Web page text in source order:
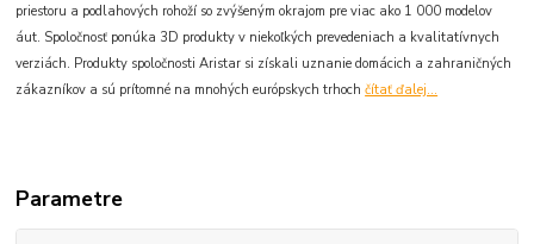
priestoru a podlahových rohoží so zvýšeným okrajom pre viac ako 1 000 modelov
áut. Spoločnosť ponúka 3D produkty v niekoľkých prevedeniach a kvalitatívnych
verziách. Produkty spoločnosti Aristar si získali uznanie domácich a zahraničných
zákazníkov a sú prítomné na mnohých európskych trhochčítať ďalej...
Parametre